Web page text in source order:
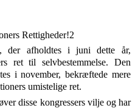
Rettigheder!2
der afholdtes i juni dette år,
ret til selvbestemmelse. Den
i november, bekræf­tede mere
umistelige ret.
disse kongressers vilje og har